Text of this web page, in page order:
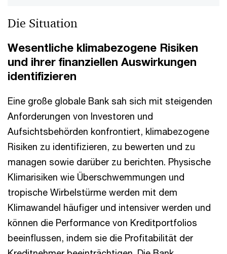
Die Situation
Wesentliche klimabezogene Risiken
und ihrer finanziellen Auswirkungen
identifizieren
Eine große globale Bank sah sich mit steigenden
Anforderungen von Investoren und
Aufsichtsbehörden konfrontiert, klimabezogene
Risiken zu identifizieren, zu bewerten und zu
managen sowie darüber zu berichten. Physische
Klimarisiken wie Überschwemmungen und
tropische Wirbelstürme werden mit dem
Klimawandel häufiger und intensiver werden und
können die Performance von Kreditportfolios
beeinflussen, indem sie die Profitabilität der